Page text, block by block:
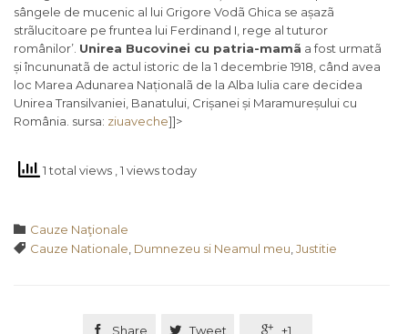
sângele de mucenic al lui Grigore Vodã Ghica se așazã
strãlucitoare pe fruntea lui Ferdinand I, rege al tuturor
românilor’. Unirea Bucovinei cu patria-mamã a fost urmatã
și încununatã de actul istoric de la 1 decembrie 1918, când avea
loc Marea Adunarea Naționalã de la Alba Iulia care decidea
Unirea Transilvaniei, Banatului, Crișanei și Maramureșului cu
România. sursa: ziuaveche]]>
1 total views , 1 views today
 Category
Cauze Naţionale
 Tags
Cauze Nationale Dumnezeu si Neamul meu Justitie
 Share  Tweet  +1